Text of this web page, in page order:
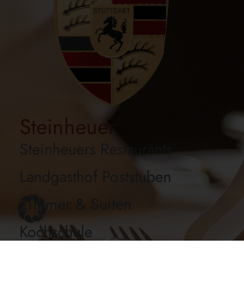
Steinheuer
Steinheuers Restaurants
Landgasthof Poststuben
Zimmer & Suiten
Kochschule